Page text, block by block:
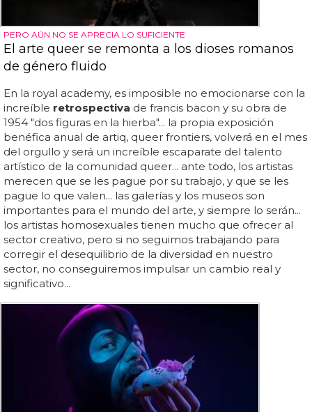
PERO AÚN NO SE APRECIA LO SUFICIENTE
El arte queer se remonta a los dioses romanos
de género fluido
En la royal academy, es imposible no emocionarse con la
increíble retrospectiva de francis bacon y su obra de
1954 "dos figuras en la hierba"... la propia exposición
benéfica anual de artiq, queer frontiers, volverá en el mes
del orgullo y será un increíble escaparate del talento
artístico de la comunidad queer... ante todo, los artistas
merecen que se les pague por su trabajo, y que se les
pague lo que valen... las galerías y los museos son
importantes para el mundo del arte, y siempre lo serán...
los artistas homosexuales tienen mucho que ofrecer al
sector creativo, pero si no seguimos trabajando para
corregir el desequilibrio de la diversidad en nuestro
sector, no conseguiremos impulsar un cambio real y
significativo...